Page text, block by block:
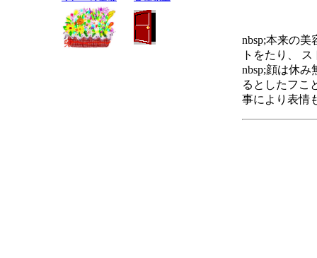
nbsp;本来の
トをたり、
nbsp;顔は休
るとしたフこ
事により表情